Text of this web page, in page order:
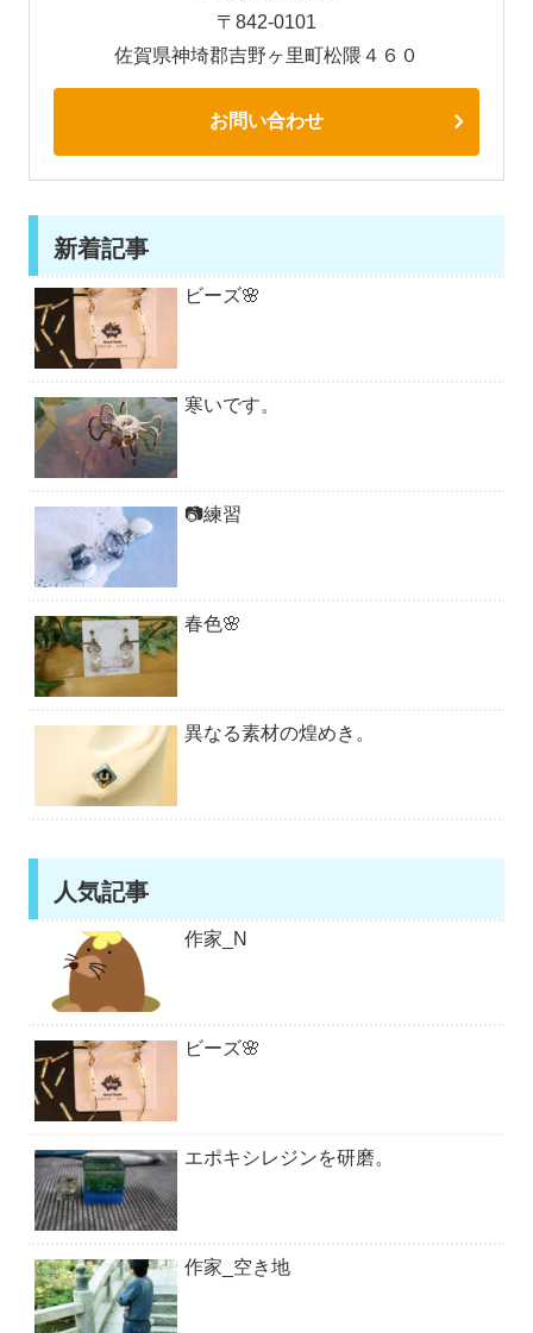
〒842-0101
佐賀県神埼郡吉野ヶ里町松隈４６０
お問い合わせ
新着記事
ビーズ🌸
寒いです。
📷練習
春色🌸
異なる素材の煌めき。
人気記事
作家_N
ビーズ🌸
エポキシレジンを研磨。
作家_空き地